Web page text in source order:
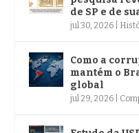
de SP e de
jul 30, 2026
Como a
mantém o
global
jul 29, 2026